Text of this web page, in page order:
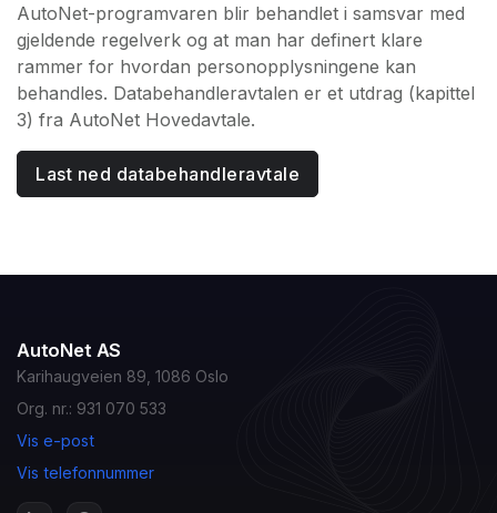
AutoNet-programvaren blir behandlet i samsvar med
gjeldende regelverk og at man har definert klare
rammer for hvordan personopplysningene kan
behandles. Databehandleravtalen er et utdrag (kapittel
3) fra AutoNet Hovedavtale.
Last ned databehandleravtale
AutoNet AS
Karihaugveien 89, 1086 Oslo
Org. nr.: 931 070 533
Vis e-post
Vis telefonnummer